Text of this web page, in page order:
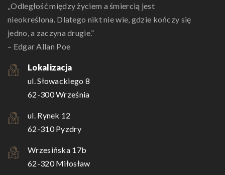
„Odległość między życiem a śmiercią jest
nieokreślona. Dlatego nikt nie wie, gdzie kończy się
jedno, a zaczyna drugie.”
– Edgar Allan Poe
Lokalizacja
ul. Słowackiego 8
62-300 Września
ul. Rynek 12
62-310 Pyzdry
Wrzesińska 17b
62-320 Miłosław